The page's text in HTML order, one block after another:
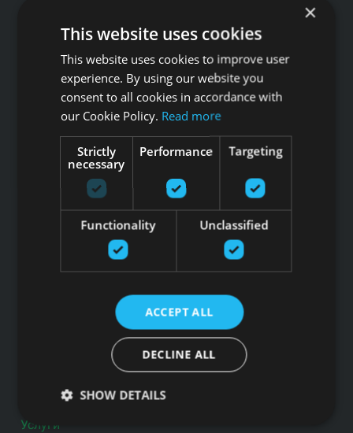
Звоните GFITNESS +371 67 99 40 44
info@gfitness.lv
SIA G Kolizejs
Юридический адрес: Бривибас гатве 439, Рига, LV-1024
Регистрационный номер 44103017158 НДС №
LV44103017158
АО SEB banka LV92UNLA0004007467819 , SWIFT: UNLALV2X
НОВОСТИ GFITNESS В ВАШЕЙ ЭЛЕКТРОННОЙ
Подпишитесь на новости
Товары
Услуги
×
This website uses cookies
This website uses cookies to improve user
experience. By using our website you
consent to all cookies in accordance with
our Cookie Policy. Read more
Strictly
necessary
Performance Targeting
Functionality Unclassified
ACCEPT ALL
DECLINE ALL
SHOW DETAILS